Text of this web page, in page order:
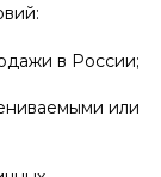
в России;
или